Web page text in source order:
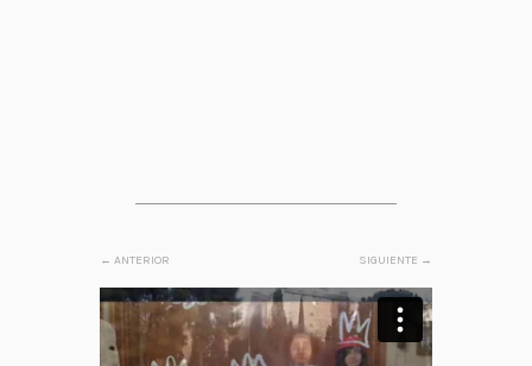
← ANTERIOR SIGUIENTE →